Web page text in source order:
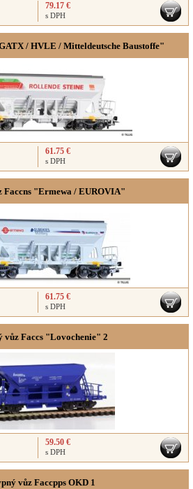
79.17 €
s DPH
/ HVLE / Mitteldeutsche Baustoffe"
61.75 €
s DPH
Faccns "Ermewa / EUROVIA"
61.75 €
s DPH
vůz Faccs "Lovochenie" 2
59.50 €
s DPH
vůz Faccpps OKD 1